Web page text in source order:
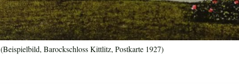
(Beispielbild, Barockschloss Kittlitz, Postkarte 1927)